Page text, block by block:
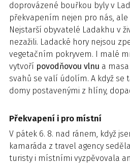
doprovázené bouřkou byly v
překvapením nejen pro nás,
Nejstarší obyvatelé Ladakhu v
nezažili. Ladacké hory nejsou
vegetačním pokryvem. I malé
vytvoří povodňovou vlnu a
svahů se valí údolím. A když se
domy postavenými z hlíny,
Překvapení i pro místní
V pátek 6. 8. nad ránem, když
kamaráda z travel agency
turisty i místními vyzpěvovala